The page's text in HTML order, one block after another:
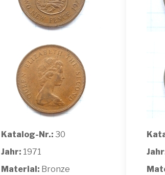
Katalog-Nr.: 30
Jahr: 1971
Material: Bronze